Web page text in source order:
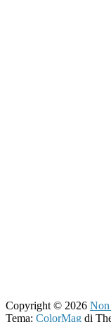
Copyright © 2026 Non
Tema: ColorMag di